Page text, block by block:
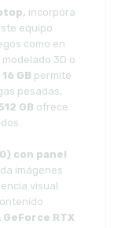
incorpora
equipo
como en
3D o
GB permite
pesadas,
GB ofrece
con panel
imágenes
visual
GeForce RTX